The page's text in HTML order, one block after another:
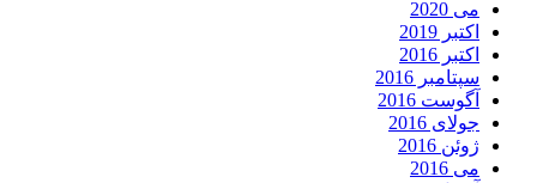
می 2020
اکتبر 2019
اکتبر 2016
سپتامبر 2016
آگوست 2016
جولای 2016
ژوئن 2016
می 2016